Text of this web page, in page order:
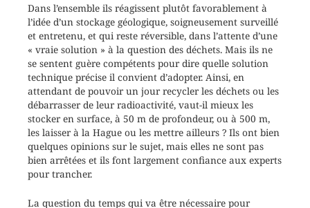
Dans l’ensemble ils réagissent plutôt favorablement à
l’idée d’un stockage géologique, soigneusement surveillé
et entretenu, et qui reste réversible, dans l’attente d’une
« vraie solution » à la question des déchets. Mais ils ne
se sentent guère compétents pour dire quelle solution
technique précise il convient d’adopter. Ainsi, en
attendant de pouvoir un jour recycler les déchets ou les
débarrasser de leur radioactivité, vaut-il mieux les
stocker en surface, à 50 m de profondeur, ou à 500 m,
les laisser à la Hague ou les mettre ailleurs ? Ils ont bien
quelques opinions sur le sujet, mais elles ne sont pas
bien arrêtées et ils font largement confiance aux experts
pour trancher.
La question du temps qui va être nécessaire pour